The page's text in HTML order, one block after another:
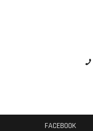
FACEBOOK